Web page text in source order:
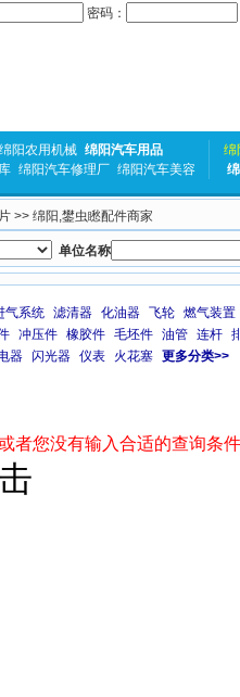
密码：
绵阳农用机械 绵阳汽车用品
绵阳汽车修理厂 绵阳汽车美容
绵
>> 绵阳,鐢虫矁配件商家
单位名称
气系统 滤清器 化油器 飞轮 燃气装置
冲压件 橡胶件 毛坯件 油管 连杆
器 闪光器 仪表 火花塞 更多分类>>
者您没有输入合适的查询条